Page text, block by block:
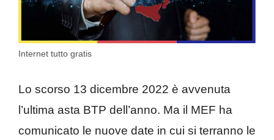
Internet tutto gratis
Lo scorso 13 dicembre 2022 è avvenuta
l’ultima asta BTP dell’anno. Ma il MEF ha
comunicato le nuove date in cui si terranno le